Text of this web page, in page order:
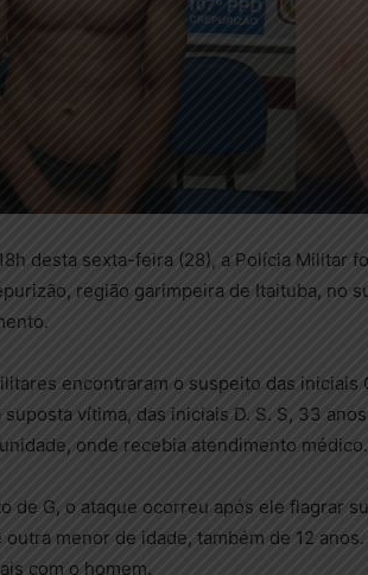
desta sexta-feira (28), a Polícia Militar
região garimpeira de Itaituba, no
encontraram o suspeito das iniciais
suposta vítima, das iniciais D. S. S, 33
onde recebia atendimento médico.
de G, o ataque ocorreu após ele flagrar
outra menor de idade, também de 12
com o homem.